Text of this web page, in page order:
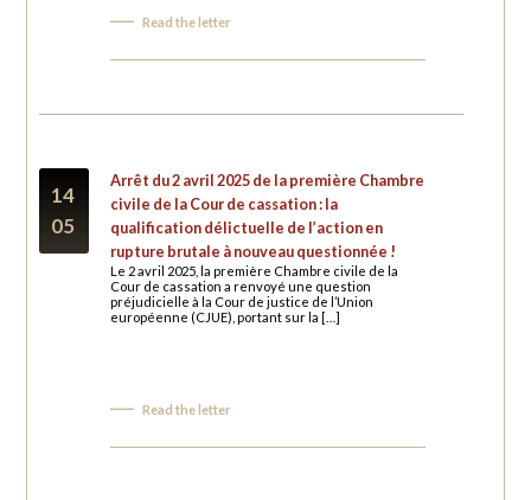
Read the letter
14
05
Arrêt du 2 avril 2025 de la première Chambre
civile de la Cour de cassation : la
qualification délictuelle de l’action en
rupture brutale à nouveau questionnée !
Le 2 avril 2025, la première Chambre civile de la
Cour de cassation a renvoyé une question
préjudicielle à la Cour de justice de l’Union
européenne (CJUE), portant sur la […]
Read the letter